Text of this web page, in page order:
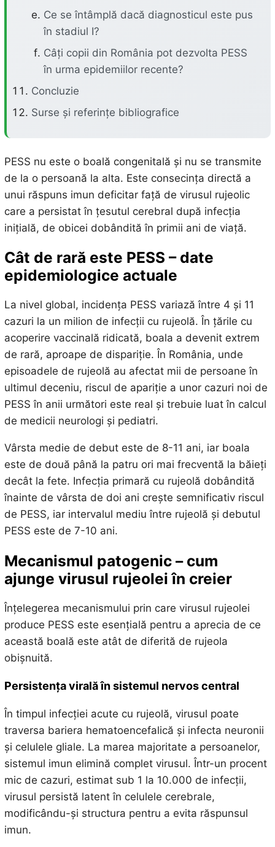
Ce se întâmplă dacă diagnosticul este pus
în stadiul I?
Câți copii din România pot dezvolta PESS
în urma epidemiilor recente?
Concluzie
Surse și referințe bibliografice
PESS nu este o boală congenitală și nu se transmite
de la o persoană la alta. Este consecința directă a
unui răspuns imun deficitar față de virusul rujeolic
care a persistat în țesutul cerebral după infecția
inițială, de obicei dobândită în primii ani de viață.
Cât de rară este PESS – date
epidemiologice actuale
La nivel global, incidența PESS variază între 4 și 11
cazuri la un milion de infecții cu rujeolă. În țările cu
acoperire vaccinală ridicată, boala a devenit extrem
de rară, aproape de dispariție. În România, unde
episoadele de rujeolă au afectat mii de persoane în
ultimul deceniu, riscul de apariție a unor cazuri noi de
PESS în anii următori este real și trebuie luat în calcul
de medicii neurologi și pediatri.
Vârsta medie de debut este de 8-11 ani, iar boala
este de două până la patru ori mai frecventă la băieți
decât la fete. Infecția primară cu rujeolă dobândită
înainte de vârsta de doi ani crește semnificativ riscul
de PESS, iar intervalul mediu între rujeolă și debutul
PESS este de 7-10 ani.
Mecanismul patogenic – cum
ajunge virusul rujeolei în creier
Înțelegerea mecanismului prin care virusul rujeolei
produce PESS este esențială pentru a aprecia de ce
această boală este atât de diferită de rujeola
obișnuită.
Persistența virală în sistemul nervos central
În timpul infecției acute cu rujeolă, virusul poate
traversa bariera hematoencefalică și infecta neuronii
și celulele gliale. La marea majoritate a persoanelor,
sistemul imun elimină complet virusul. Într-un procent
mic de cazuri, estimat sub 1 la 10.000 de infecții,
virusul persistă latent în celulele cerebrale,
modificându-și structura pentru a evita răspunsul
imun.